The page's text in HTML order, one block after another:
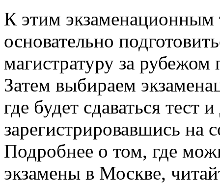
К этим экзаменационным
основательно
магистратуру за
Затем выбираем
где будет сдаваться тест
зарегистрировавшись на
Подробнее о том, где
экзамены в Москве,